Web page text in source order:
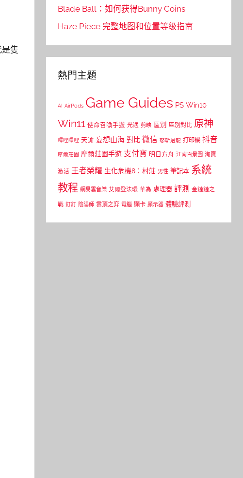
隻
Blade Ball：如何获得Bunny Coins
Haze Piece 完整地图和位置等级指南
熱門主題
AI AirPods Game Guides PS Win10
Win11 使命召喚手遊 光遇 剪映 區別 區別對比 原神
嗶哩嗶哩 天諭 妄想山海 對比 微信 怒斬屠龍 打印機 抖音
摩爾莊園 摩爾莊園手遊 支付寶 明日方舟 江南百景圖 淘寶
激活 王者榮耀 生化危機8：村莊 男性 筆記本 系統
教程 網易雲音樂 艾爾登法環 華為 處理器 評測 金鏟鏟之
戰 釘釘 陰陽師 雲頂之弈 電腦 顯卡 顯示器 體驗評測